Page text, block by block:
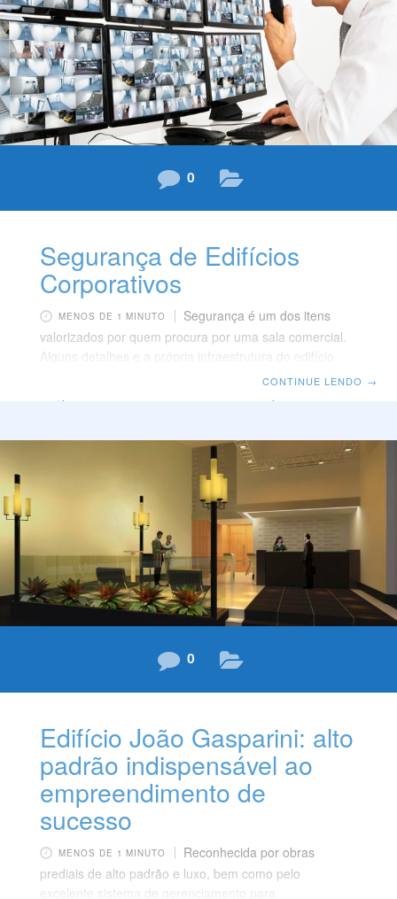
0
Segurança de Edifícios
Corporativos
MENOS DE 1 MINUTO
Segurança é um dos itens
valorizados por quem procura por uma sala comercial.
Alguns detalhes e a própria infraestrutura do edifício
definem se as pessoas ficarão expostas ou
segurança de um edifício está a correta utilização de
equipamentos de vigilância eletrônica. Antes de fechar
negócio, não deixe de avaliar se o edifício oferece o
suporte necessário à instalação desses
CONTINUE LENDO →
0
Edifício João Gasparini: alto
padrão indispensável ao
empreendimento de
sucesso
MENOS DE 1 MINUTO
Reconhecida por obras
prediais de alto padrão e luxo, bem como pelo
excelente sistema de gerenciamento para